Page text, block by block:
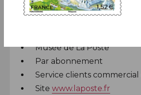
Musée de La Poste
Par abonnement
Service clients
Site www.laposte.fr